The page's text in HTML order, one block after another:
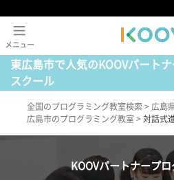
東広島市で人気のKOOVパート
スクール
全国のプログラミング教室検索 > 広島
広島市のプログラミング教室 > 対話式
KOOVパートナープ